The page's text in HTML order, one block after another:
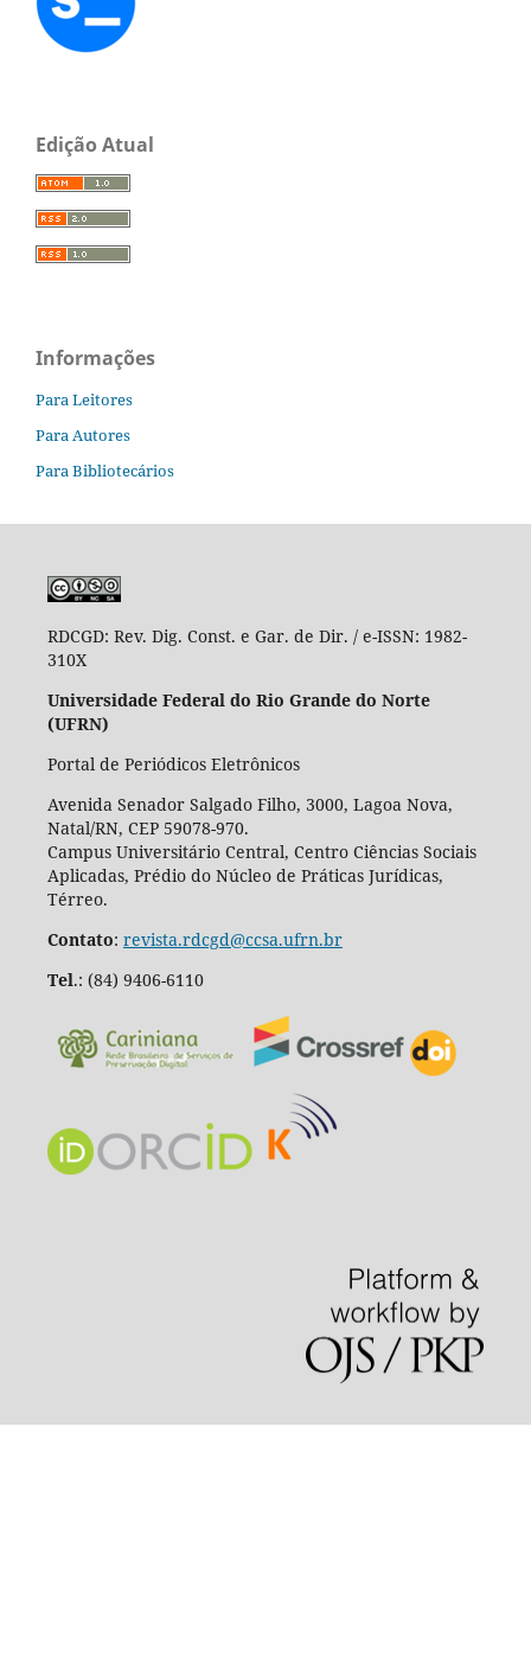
Edição Atual
Informações
Para Leitores
Para Autores
Para Bibliotecários
RDCGD: Rev. Dig. Const. e Gar. de Dir. / e-ISSN: 1982-
310X
Universidade Federal do Rio Grande do Norte
(UFRN)
Portal de Periódicos Eletrônicos
Avenida Senador Salgado Filho, 3000, Lagoa Nova,
Natal/RN, CEP 59078-970.
Campus Universitário Central, Centro Ciências Sociais
Aplicadas, Prédio do Núcleo de Práticas Jurídicas,
Térreo.
Contato: revista.rdcgd@ccsa.ufrn.br
Tel.: (84) 9406-6110